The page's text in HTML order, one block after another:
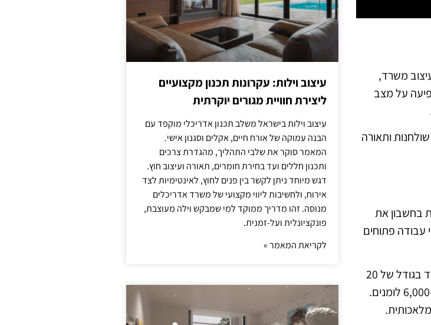
משרד,
על מצב
ותאורה
בחשבון את
עבודה פתוחים
כדי לקבוע את דרישות הלומנים, ניתן להשתמש בנוסחאות פשוטות. לדוגמה, עבור משרד בגודל של 20
מ"ר, מומלץ לשאוף לעוצמת תאורה של כ-300 לומנים לכל מ"ר, מה שמביא לסך של כ-6,000 לומנים.
עיצוב וילות: עקרונות תכנון מקצועיים
ליצירת חוויית מגורים יוקרתית
עיצוב וילות בישראל משלב תכנון אדריכלי מוקפד עם
הבנה עמוקה של אורח חיים, אקלים וסגנון אישי.
המאמר סוקר את שלבי התהליך, מהגדרת צרכים
ותכנון חללים ועד בחירת חומרים, תאורה ועיצוב חוץ.
דגש מיוחד ניתן לקשר בין פנים לחוץ, לאינטימיות לצד
אירוח, ולחשיבות ליווי מקצועי של משרד אדריכלים
מנוסה. זהו מדריך ממוקד למי שמבקש וילה מעוצבת,
פונקציונלית ועל-זמנית.
לקריאת המאמר »